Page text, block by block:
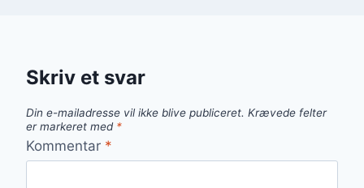
Skriv et svar
Din e-mailadresse vil ikke blive publiceret. Krævede felter
er markeret med *
Kommentar *